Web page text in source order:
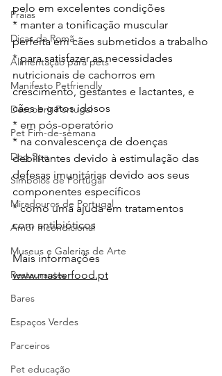
Praias
Dicas da Romã
Alimentação para pets
Manifesto Petfriendly
Descobrir Portugal
Pet Fim-de-semana
Dog Spa
Símbolos de Portugal
Miradouros de Portugal
Amor Incondicional
Museus e Galerias de Arte
Restaurantes
Bares
Espaços Verdes
Parceiros
Pet educação
pelo em excelentes condições
* manter a tonificação muscular
perfeita em cães submetidos a trabalho
* para satisfazer as necessidades
nutricionais de cachorros em
crescimento, gestantes e lactantes, e
cães e gatos idosos
* em pós-operatório
* na convalescença de doenças
debilitantes devido à estimulação das
defesas imunitárias devido aos seus
componentes específicos
* como uma ajuda em tratamentos
com antibióticos
Mais informações
www.masterfood.pt